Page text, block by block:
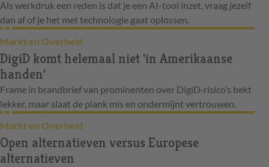
Als werkdruk een reden is dat je een AI-tool inzet, vraag jezelf
dan af of je het met technologie gaat oplossen.
Markt en Overheid
DigiD komt helemaal niet 'in Amerikaanse
handen'
Frame in brandbrief van prominenten over DigiD‑risico’s bekt
lekker, maar slaat de plank mis en ondermijnt vertrouwen.
Markt en Overheid
Open alternatieven versus Europese
alternatieven